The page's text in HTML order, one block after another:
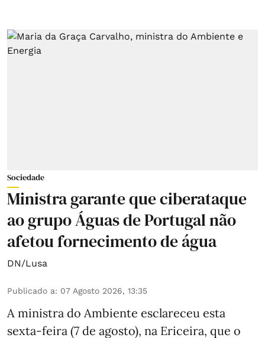
Sociedade
Ministra garante que ciberataque
ao grupo Águas de Portugal não
afetou fornecimento de água
DN/Lusa
Publicado a: 07 Agosto 2026, 13:35
A ministra do Ambiente esclareceu esta
sexta-feira (7 de agosto), na Ericeira, que o